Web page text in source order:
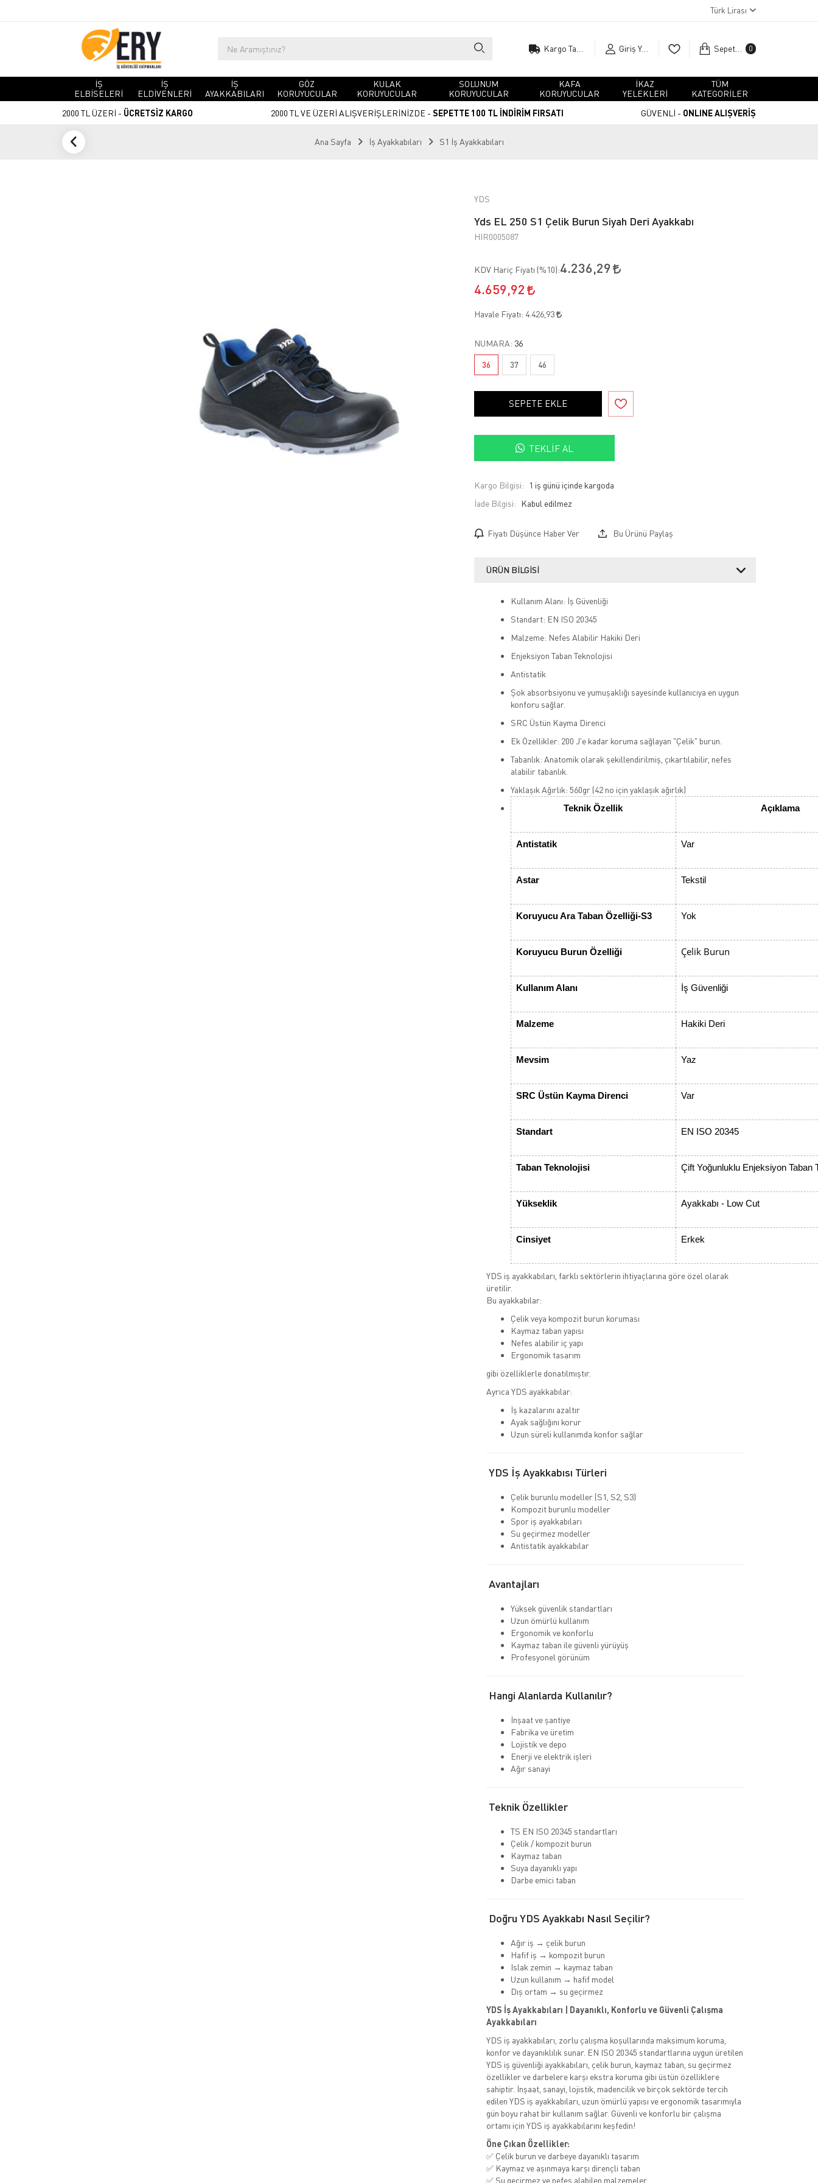
Türk Lirası
Giriş Yap Sepetim 0
İŞ
ELBİSELERİ
İŞ
ELDİVENLERİ
İŞ
AYAKKABILARI
GÖZ
KORUYUCULAR
KULAK
KORUYUCULAR
SOLUNUM
KORUYUCULAR
KAFA
KORUYUCULAR
İKAZ
YELEKLERİ
TÜM
KATEGORİLER
2000 TL ÜZERİ - ÜCRETSİZ KARGO 2000 TL VE ÜZERİ ALIŞVERİŞLERİNİZDE - SEPETTE 100 TL İNDİRİM FIRSATI GÜVENLİ - ONLINE ALIŞVERİŞ
Ana Sayfa İş Ayakkabıları S1 İş Ayakkabıları
YDS
Yds EL 250 S1 Çelik Burun Siyah Deri Ayakkabı
HIR0005087
KDV Hariç Fiyatı (%10):4.236,29
4.659,92
Havale Fiyatı: 4.426,93
NUMARA: 36
36 37 46
SEPETE EKLE
TEKLIF AL
Kargo Bilgisi:
1 iş günü içinde kargoda
İade Bilgisi:
Fiyatı Düşünce Haber Ver Bu Ürünü Paylaş
ÜRÜN BILGISI
Kullanım Alanı: İş Güvenliği
Standart: EN ISO 20345
Malzeme: Nefes Alabilir Hakiki Deri
Enjeksiyon Taban Teknolojisi
Antistatik
Şok absorbsiyonu ve yumuşaklığı sayesinde kullanıcıya en uygun
konforu sağlar.
SRC Üstün Kayma Direnci
Ek Özellikler: 200 J'e kadar koruma sağlayan "Çelik" burun.
Tabanlık: Anatomik olarak şekillendirilmiş, çıkartılabilir, nefes
alabilir tabanlık.
Yaklaşık Ağırlık: 560gr (42 no için yaklaşık ağırlık)
Teknik Özellik
Açıklama
Antistatik Var
Astar Tekstil
Koruyucu Ara Taban Özelliği-S3 Yok
Koruyucu Burun Özelliği Çelik Burun
Kullanım Alanı İş Güvenliği
Malzeme Hakiki Deri
Mevsim Yaz
SRC Üstün Kayma Direnci Var
Standart EN ISO 20345
Taban Teknolojisi Çift Yoğunluklu Enjeksiyon Taban
Yükseklik Ayakkabı - Low Cut
Cinsiyet Erkek
YDS iş ayakkabıları, farklı sektörlerin ihtiyaçlarına göre özel olarak
üretilir.
Bu ayakkabılar:
Çelik veya kompozit burun koruması
Kaymaz taban yapısı
Nefes alabilir iç yapı
Ergonomik tasarım
gibi özelliklerle donatılmıştır.
Ayrıca YDS ayakkabılar:
İş kazalarını azaltır
Ayak sağlığını korur
Uzun süreli kullanımda konfor sağlar
YDS İş Ayakkabısı Türleri
Çelik burunlu modeller (S1, S2, S3)
Kompozit burunlu modeller
Spor iş ayakkabıları
Su geçirmez modeller
Antistatik ayakkabılar
Avantajları
Yüksek güvenlik standartları
Uzun ömürlü kullanım
Ergonomik ve konforlu
Kaymaz taban ile güvenli yürüyüş
Profesyonel görünüm
Hangi Alanlarda Kullanılır?
İnşaat ve şantiye
Fabrika ve üretim
Lojistik ve depo
Enerji ve elektrik işleri
Ağır sanayi
Teknik Özellikler
TS EN ISO 20345 standartları
Çelik / kompozit burun
Kaymaz taban
Suya dayanıklı yapı
Darbe emici taban
Doğru YDS Ayakkabı Nasıl Seçilir?
Ağır iş → çelik burun
Hafif iş → kompozit burun
Islak zemin → kaymaz taban
Uzun kullanım → hafif model
Dış ortam → su geçirmez
YDS İş Ayakkabıları | Dayanıklı, Konforlu ve Güvenli Çalışma
Ayakkabıları
YDS iş ayakkabıları, zorlu çalışma koşullarında maksimum koruma,
konfor ve dayanıklılık sunar. EN ISO 20345 standartlarına uygun üretilen
YDS iş güvenliği ayakkabıları, çelik burun, kaymaz taban, su geçirmez
özellikler ve darbelere karşı ekstra koruma gibi üstün özelliklere
sahiptir. İnşaat, sanayi, lojistik, madencilik ve birçok sektörde tercih
edilen YDS iş ayakkabıları, uzun ömürlü yapısı ve ergonomik tasarımıyla
gün boyu rahat bir kullanım sağlar. Güvenli ve konforlu bir çalışma
ortamı için YDS iş ayakkabılarını keşfedin!
Öne Çıkan Özellikler:
✅ Çelik burun ve darbeye dayanıklı tasarım
✅ Kaymaz ve aşınmaya karşı dirençli taban
✅ Su geçirmez ve nefes alabilen malzemeler